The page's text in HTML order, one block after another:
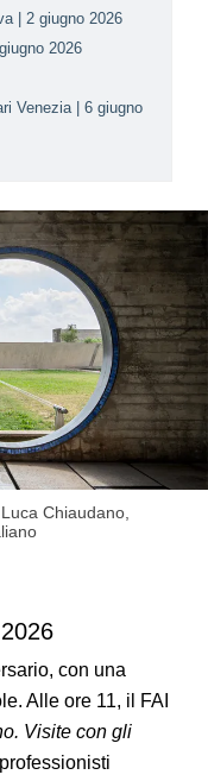
| 2 giugno 2026
2026
Venezia | 6 giugno
Chiaudano,
con una
Alle ore 11, il FAI
Visite con gli